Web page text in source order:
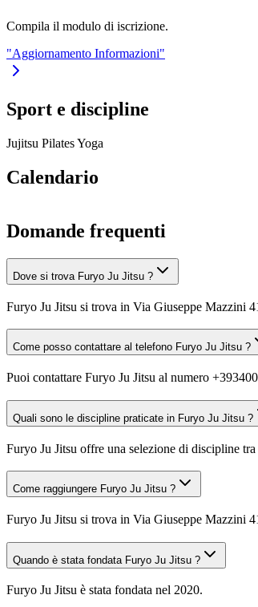
Compila il modulo di iscrizione.
"Aggiornamento Informazioni"
Sport e discipline
Jujitsu PilatesYoga
Calendario
Domande frequenti
Dove si trova Furyo Ju Jitsu ?
Furyo Ju Jitsu si trova in Via Giuseppe Mazzini
Come posso contattare al telefono Furyo Ju Jitsu ?
Puoi contattare Furyo Ju Jitsu al numero
Quali sono le discipline praticate in Furyo Ju Jitsu ?
Furyo Ju Jitsu offre una selezione di discipline
Come raggiungere Furyo Ju Jitsu ?
Furyo Ju Jitsu si trova in Via Giuseppe Mazzini
Quando è stata fondata Furyo Ju Jitsu ?
Furyo Ju Jitsu è stata fondata nel 2020.